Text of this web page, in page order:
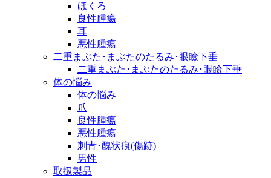
ほくろ
良性腫瘍
耳
悪性腫瘍
二重まぶた･まぶたのたるみ･眼瞼下垂
二重まぶた･まぶたのたるみ･眼瞼下垂
体の悩み
体の悩み
爪
良性腫瘍
悪性腫瘍
刺青･醜状痕(傷跡)
男性
取扱製品